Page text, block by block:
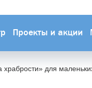
Проекты и акции
храбрости» для